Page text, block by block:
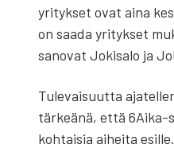
yri­tyk­set ovat aina
on saa­da yri­tyk­set
sano­vat Joki­sa­lo ja
Tule­vai­suut­ta
tär­keä­nä, että
koh­tai­sia aihei­ta esil­le.